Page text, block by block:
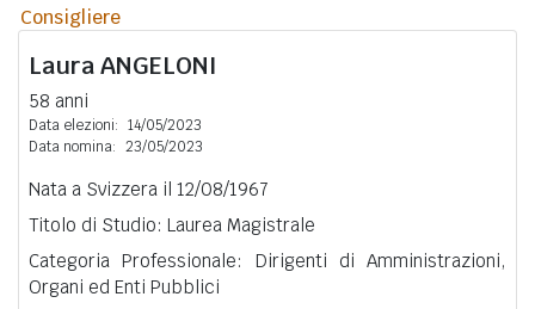
Consigliere
LauraANGELONI
58 anni
Data elezioni: 14/05/2023
Data nomina: 23/05/2023
Nata a Svizzera il 12/08/1967
Titolo di Studio: Laurea Magistrale
Categoria Professionale: Dirigenti di Amministrazioni,
Organi ed Enti Pubblici